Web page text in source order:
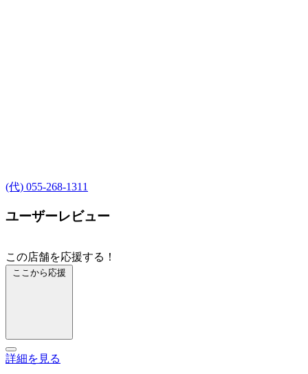
(代) 055-268-1311
ユーザーレビュー
この店舗を応援する！
ここから応援
詳細を見る